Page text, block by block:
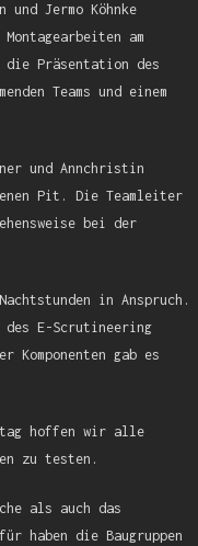
Jermo Köhnke
am
die Präsentation des
Teams und einem
und Annchristin
Pit. Die Teamleiter
bei der
in Anspruch.
E-Scrutineering
gab es
hoffen wir alle
zu testen.
als auch das
haben die Baugruppen